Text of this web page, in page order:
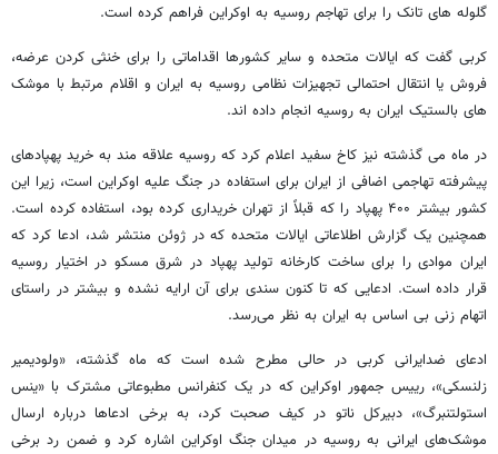
گلوله های تانک را برای تهاجم روسیه به اوکراین فراهم کرده است.
کربی گفت که ایالات متحده و سایر کشورها اقداماتی را برای خنثی کردن عرضه،
فروش یا انتقال احتمالی تجهیزات نظامی روسیه به ایران و اقلام مرتبط با موشک
های بالستیک ایران به روسیه انجام داده اند.
در ماه می گذشته نیز کاخ سفید اعلام کرد که روسیه علاقه مند به خرید پهپادهای
پیشرفته تهاجمی اضافی از ایران برای استفاده در جنگ علیه اوکراین است، زیرا این
کشور بیشتر ۴۰۰ پهپاد را که قبلاً از تهران خریداری کرده بود، استفاده کرده است.
همچنین یک گزارش اطلاعاتی ایالات متحده که در ژوئن منتشر شد، ادعا کرد که
ایران موادی را برای ساخت کارخانه تولید پهپاد در شرق مسکو در اختیار روسیه
قرار داده است. ادعایی که تا کنون سندی برای آن ارایه نشده و بیشتر در راستای
اتهام زنی بی اساس به ایران به نظر می‌رسد.
ادعای ضدایرانی کربی در حالی مطرح شده است که ماه گذشته، «ولودیمیر
زلنسکی»، رییس جمهور اوکراین که در یک کنفرانس مطبوعاتی مشترک با «ینس
استولتنبرگ»، دبیرکل ناتو در کیف صحبت کرد، به برخی ادعاها درباره ارسال
موشک‌های ایرانی به روسیه در میدان جنگ اوکراین اشاره کرد و ضمن رد برخی